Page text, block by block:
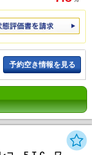
予約空き情報を見る